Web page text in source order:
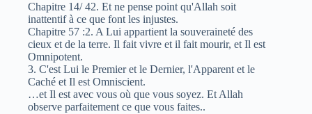
Chapitre 14/ 42. Et ne pense point qu'Allah soit
inattentif à ce que font les injustes.
Chapitre 57 :2. A Lui appartient la souveraineté des
cieux et de la terre. Il fait vivre et il fait mourir, et Il est
Omnipotent.
3. C'est Lui le Premier et le Dernier, l'Apparent et le
Caché et Il est Omniscient.
…et Il est avec vous où que vous soyez. Et Allah
observe parfaitement ce que vous faites..